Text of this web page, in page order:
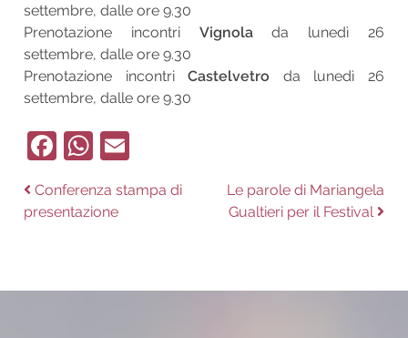
settembre, dalle ore 9.30
Prenotazione incontri Vignolada lunedì 26
settembre, dalle ore 9.30
Prenotazione incontriCastelvetro da lunedì 26
settembre, dalle ore 9.30
Facebook
WhatsApp
Navigazione
Previous
post:
Conferenza stampa di
presentazione
Next
post:
Le parole di Mariangela
Gualtieri per il Festival